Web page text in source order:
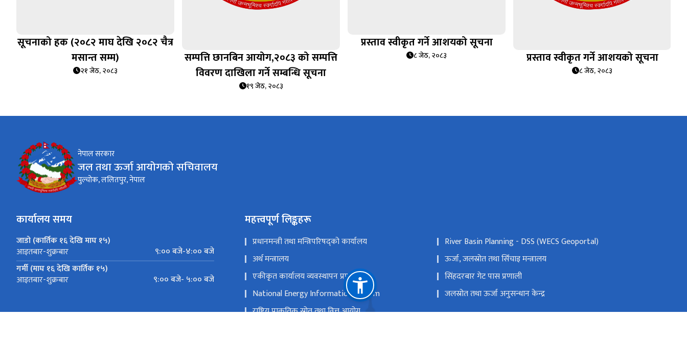
सूचनाको हक (२०८२ माघ देखि २०८२ चैत्र
मसान्त सम्म)
२१ जेठ, २०८३
सम्पत्ति छानबिन आयोग,२०८३ को सम्पत्ति
विवरण दाखिला गर्ने सम्बन्धि सूचना
१९ जेठ, २०८३
प्रस्ताव स्वीकृत गर्ने आशयको सूचना
८ जेठ, २०८३ प्रस्ताव स्वीकृत गर्ने आशयको सूचना
८ जेठ, २०८३
नेपाल सरकार
जल तथा ऊर्जा आयोगको सचिवालय
पुल्चोक, ललितपुर, नेपाल
कार्यालय समय
जाडो (कार्तिक १६ देखि माघ १५)
आइतबार-शुक्रबार
९:०० बजे-४:०० बजे
गर्मी (माघ १६ देखि कार्तिक १५)
आइतबार-शुक्रबार ९:०० बजे- ५:०० बजे
महत्त्वपूर्ण लिङ्कहरू
प्रधानमन्त्री तथा मन्त्रिपरिषद्को कार्यालय
River Basin Planning - DSS (WECS Geoportal)
अर्थ मन्त्रालय
ऊर्जा, जलस्रोत तथा सिँचाइ मन्त्रालय
एकीकृत कार्यालय व्यवस्थापन प्रणाली
सिंहदरबार गेट पास प्रणाली
National Energy Information System
जलस्रोत तथा ऊर्जा अनुसन्धान केन्द्र
राष्ट्रिय प्राकृतिक स्रोत तथा वित्त आयोग